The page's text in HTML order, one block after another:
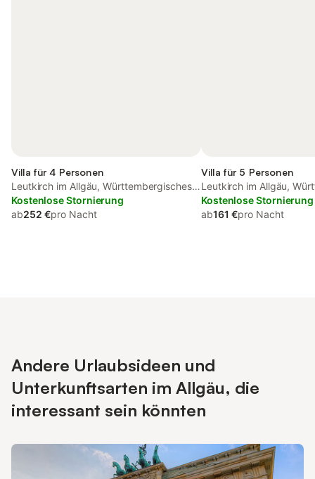
Villa für 4 Personen
Leutkirch im Allgäu, Württembergisches
Allgäu
Kostenlose Stornierung
ab252 €pro Nacht
Villa für 5 Personen
Leutkirch im Allgäu,
Allgäu
Kostenlose Stornierung
ab161 €pro Nacht
Andere Urlaubsideen und
Unterkunftsarten im Allgäu, die
interessant sein könnten